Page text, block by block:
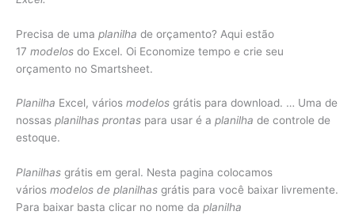
Precisa de uma planilha de orçamento? Aqui estão
17 modelos do Excel. Oi Economize tempo e crie seu
orçamento no Smartsheet.
Planilha Excel, vários modelos grátis para download. … Uma de
nossas planilhas prontas para usar é a planilha de controle de
estoque.
Planilhas grátis em geral. Nesta pagina colocamos
vários modelos de planilhas grátis para você baixar livremente.
Para baixar basta clicar no nome da planilha